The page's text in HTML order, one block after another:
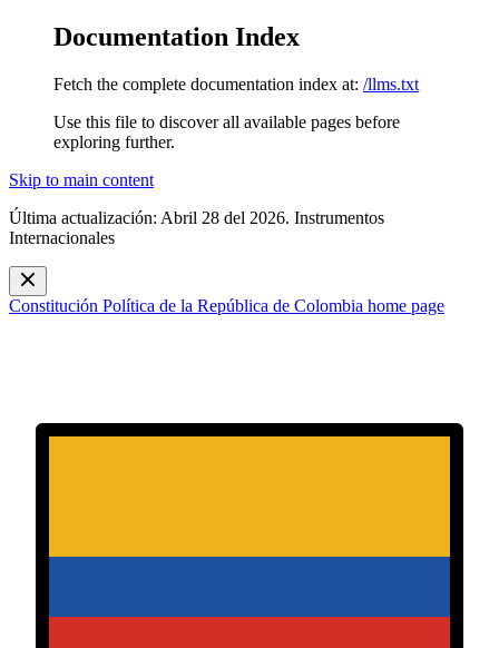
Documentation Index
Fetch the complete documentation index at: /llms.txt
Use this file to discover all available pages before
exploring further.
Skip to main content
Última actualización: Abril 28 del 2026. Instrumentos
Internacionales
Constitución Política de la República de Colombia home page